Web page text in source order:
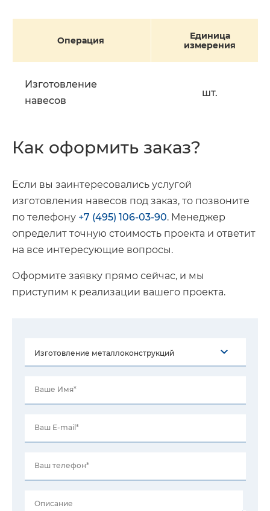
Операция
Единица
измерения
Изготовление
навесов
шт.
Как оформить заказ?
Если вы заинтересовались услугой
изготовления навесов под заказ, то позвоните
по телефону +7 (495) 106-03-90. Менеджер
определит точную стоимость проекта и ответит
на все интересующие вопросы.
Оформите заявку прямо сейчас, и мы
приступим к реализации вашего проекта.
Ваше Имя*
Ваш E-mail*
Ваш телефон*
Описание